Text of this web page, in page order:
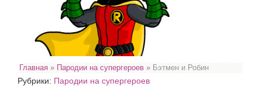
Главная » Пародии на супергероев » Бэтмен и Робин
Рубрики: Пародии на супергероев